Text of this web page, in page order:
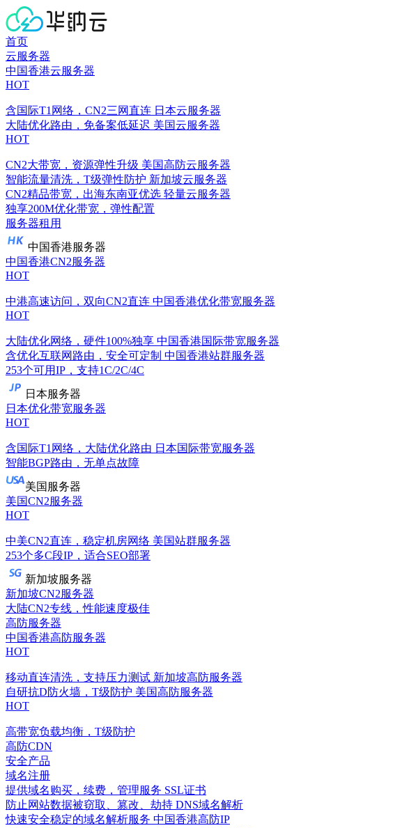
首页
云服务器
中国香港云服务器
HOT
含国际T1网络，CN2三网直连 日本云服务器
大陆优化路由，免备案低延迟 美国云服务器
HOT
CN2大带宽，资源弹性升级 美国高防云服务器
智能流量清洗，T级弹性防护 新加坡云服务器
CN2精品带宽，出海东南亚优选 轻量云服务器
独享200M优化带宽，弹性配置
服务器租用
中国香港服务器
中国香港CN2服务器
HOT
中港高速访问，双向CN2直连 中国香港优化带宽服务器
HOT
大陆优化网络，硬件100%独享 中国香港国际带宽服务器
含优化互联网路由，安全可定制 中国香港站群服务器
253个可用IP，支持1C/2C/4C
日本服务器
日本优化带宽服务器
HOT
含国际T1网络，大陆优化路由 日本国际带宽服务器
智能BGP路由，无单点故障
美国服务器
美国CN2服务器
HOT
中美CN2直连，稳定机房网络 美国站群服务器
253个多C段IP，适合SEO部署
新加坡服务器
新加坡CN2服务器
大陆CN2专线，性能速度极佳
高防服务器
中国香港高防服务器
HOT
移动直连清洗，支持压力测试 新加坡高防服务器
自研抗D防火墙，T级防护 美国高防服务器
HOT
高带宽负载均衡，T级防护
高防CDN
安全产品
域名注册
提供域名购买，续费，管理服务 SSL证书
防止网站数据被窃取、篡改、劫持 DNS域名解析
快速安全稳定的域名解析服务 中国香港高防IP